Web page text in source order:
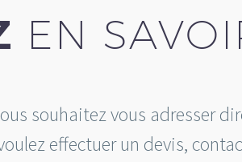
EN
souhaitez vous adresser
effectuer un devis,